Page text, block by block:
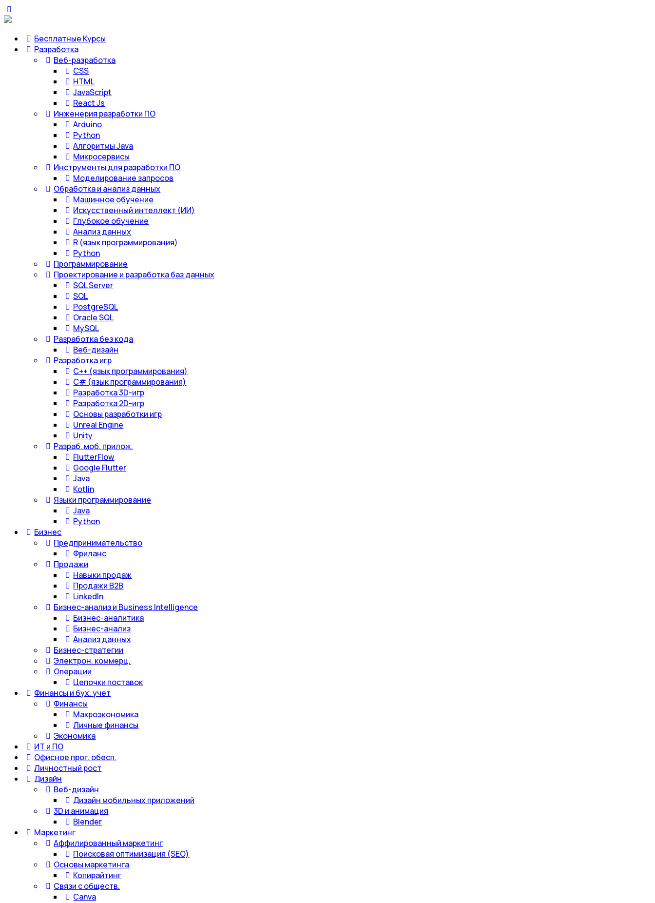
Бесплатные Курсы
Разработка
Веб-разработка
CSS
HTML
JavaScript
React Js
Инженерия разработки ПО
Arduino
Python
Алгоритмы Java
Микросервисы
Инструменты для разработки ПО
Моделирование запросов
Обработка и анализ данных
Машинное обучение
Искусственный интеллект (ИИ)
Глубокое обучение
Анализ данных
R (язык программирования)
Python
Программирование
Проектирование и разработка баз данных
SQL Server
SQL
PostgreSQL
Oracle SQL
MySQL
Разработка без кода
Веб-дизайн
Разработка игр
С++ (язык программирования)
С# (язык программирования)
Разработка 3D-игр
Разработка 2D-игр
Основы разработки игр
Unreal Engine
Unity
Разраб. моб. прилож.
FlutterFlow
Google Flutter
Java
Kotlin
Языки программирование
Java
Python
Бизнес
Предпринимательство
Фриланс
Продажи
Навыки продаж
Продажи B2B
LinkedIn
Бизнес-анализ и Business Intelligence
Бизнес-аналитика
Бизнес-анализ
Анализ данных
Бизнес-стратегии
Электрон. коммерц.
Операции
Цепочки поставок
Финансы и бух. учет
Финансы
Макроэкономика
Личные финансы
Экономика
ИТ и ПО
Офисное прог. обесп.
Личностный рост
Дизайн
Веб-дизайн
Дизайн мобильных приложений
3D и анимация
Blender
Маркетинг
Аффилированный маркетинг
Поисковая оптимизация (SEO)
Основы маркетинга
Копирайтинг
Связи с обществ.
Canva